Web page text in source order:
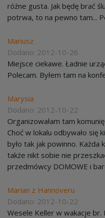
różne gusta. Jak będę brać
potrwa, to na pewno tam...
Mariusz
Dodano: 2012-10-26
Miejsce ciekawe. Ładnie
Polecam. Byłem tam na
Marysia
Dodano: 2012-10-22
Organizowałam tam
Choć w lokalu odbywało się
było tak jak powinno. Każda
także nikt sobie nie
przedmówcy DOMOWE i
Marian z Hannoveru
Dodano: 2012-10-22
Wesele Keller w wakacje br.